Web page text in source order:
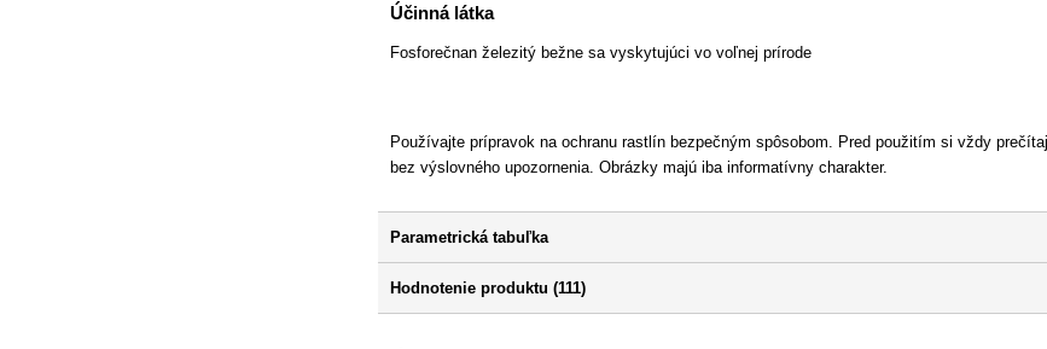
Účinná látka
Fosforečnan železitý bežne sa vyskytujúci vo voľnej prírode
Používajte prípravok na ochranu rastlín bezpečným spôsobom. Pred použitím si vždy
bez výslovného upozornenia. Obrázky majú iba informatívny charakter.
Parametrická tabuľka
Hodnotenie produktu (111)